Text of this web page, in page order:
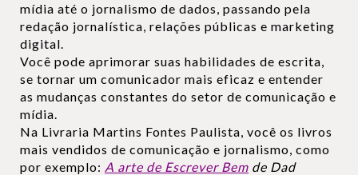
mídia até o jornalismo de dados, passando pela
redação jornalística, relações públicas e marketing
digital.
Você pode aprimorar suas habilidades de escrita,
se tornar um comunicador mais eficaz e entender
as mudanças constantes do setor de comunicação e
mídia.
Na Livraria Martins Fontes Paulista, você os livros
mais vendidos de comunicação e jornalismo, como
por exemplo: A arte de Escrever Bem de Dad